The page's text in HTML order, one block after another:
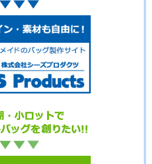
No.6-039 No.6-038